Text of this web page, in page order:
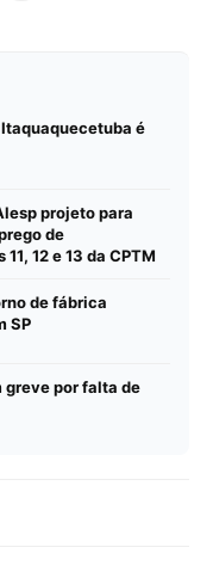
é
projeto para
de
12 e 13 da CPTM
de fábrica
SP
greve por falta de